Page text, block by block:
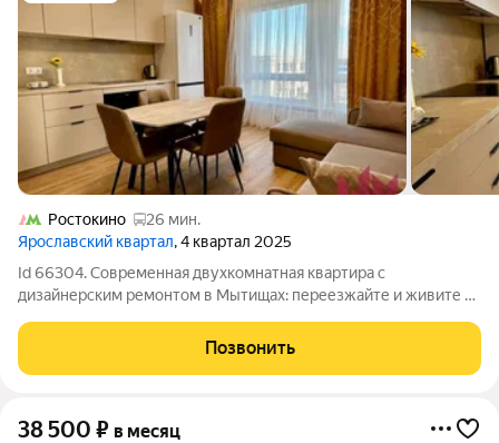
Ростокино
26 мин.
Ярославский квартал, 4 квартал 2025
Id 66304. Современная двухкомнатная квартира с
дизайнерским ремонтом в Мытищах: переезжайте и живите В
и комнату; Телевизоры (на кухню и в комнату); В счёт аренды
можно купить то, что будет
Позвонить
38 500 ₽ в месяц